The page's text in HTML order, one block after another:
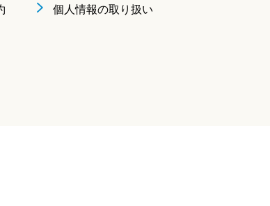
個人情報の取り扱い